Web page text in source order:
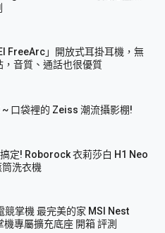
FreeArc」開放式耳掛耳機，無
，音質、通話也很優質
口袋裡的 Zeiss 潮流攝影棚!
定! Roborock 衣莉莎白 H1 Neo
筒洗衣機
競掌機 最完美的家 MSI Nest
專屬擴充底座 開箱 評測